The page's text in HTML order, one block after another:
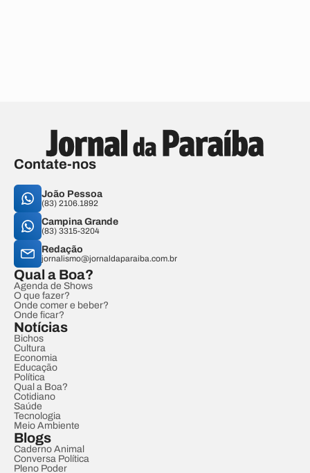
Contate-nos
João Pessoa
(83) 2106.1892
Campina Grande
(83) 3315-3204
Redação
jornalismo@jornaldaparaiba.com.br
Qual a Boa?
Agenda de Shows
O que fazer?
Onde comer e beber?
Onde ficar?
Notícias
Bichos
Cultura
Economia
Educação
Política
Qual a Boa?
Cotidiano
Saúde
Tecnologia
Meio Ambiente
Blogs
Caderno Animal
Conversa Política
Pleno Poder